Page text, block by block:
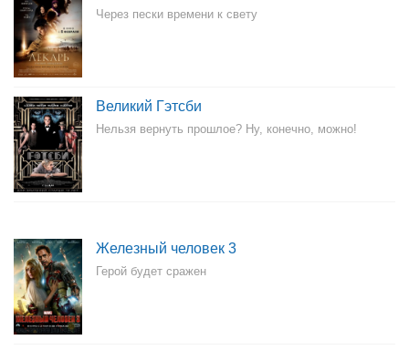
Через пески времени к свету
Великий Гэтсби
Нельзя вернуть прошлое? Ну, конечно, можно!
Железный человек 3
Герой будет сражен